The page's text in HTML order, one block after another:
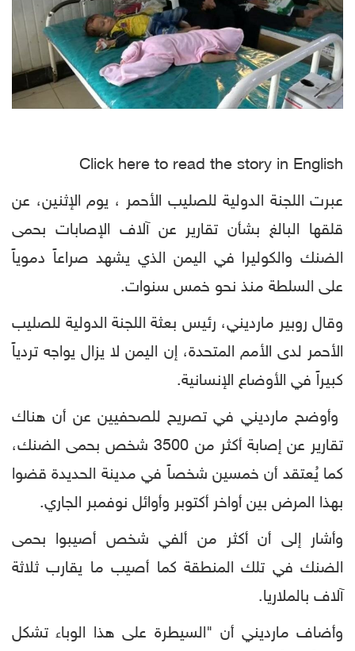
Click here to read the story in English
عبرت اللجنة الدولية للصليب الأحمر ، يوم الإثنين، عن
قلقها البالغ بشأن تقارير عن آلاف الإصابات بحمى
الضنك والكوليرا في اليمن الذي يشهد صراعاً دموياً
على السلطة منذ نحو خمس سنوات.
وقال روبير مارديني، رئيس بعثة اللجنة الدولية للصليب
الأحمر لدى الأمم المتحدة، إن اليمن لا يزال يواجه تردياً
كبيراً في الأوضاع الإنسانية.
وأوضح مارديني في تصريح للصحفيين عن أن هناك
تقارير عن إصابة أكثر من 3500 شخص بحمى الضنك،
كما يُعتقد أن خمسين شخصاً في مدينة الحديدة قضوا
بهذا المرض بين أواخر أكتوبر وأوائل نوفمبر الجاري.
وأشار إلى أن أكثر من ألفي شخص أصيبوا بحمى
الضنك في تلك المنطقة كما أصيب ما يقارب ثلاثة
آلاف بالملاريا.
وأضاف مارديني أن "السيطرة على هذا الوباء تشكل